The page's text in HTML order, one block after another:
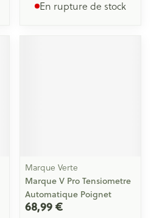
En rupture de stock
Marque Verte
Marque V Pro Tensiometre
Automatique Poignet
68,99 €